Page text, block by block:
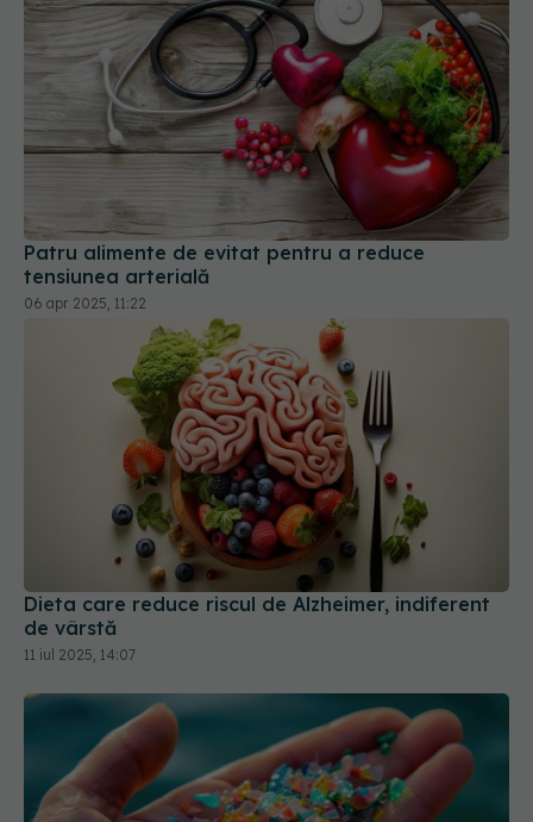
Patru alimente de evitat pentru a reduce
tensiunea arterială
06 apr 2025, 11:22
Dieta care reduce riscul de Alzheimer, indiferent
de vârstă
11 iul 2025, 14:07